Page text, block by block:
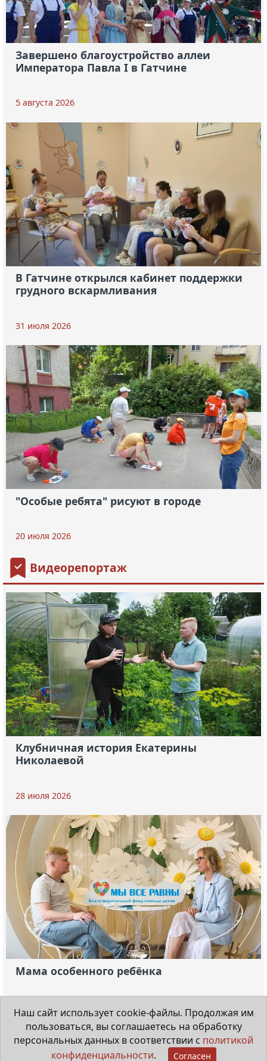
Завершено благоустройство аллеи
Императора Павла I в Гатчине
5 августа 2026
В Гатчине открылся кабинет поддержки
грудного вскармливания
31 июля 2026
"Особые ребята" рисуют в городе
20 июля 2026
Видеорепортаж
Клубничная история Екатерины
Николаевой
28 июля 2026
Мама особенного ребёнка
29 июня 2026
Наш сайт использует cookie-файлы. Продолжая им
пользоваться, вы соглашаетесь на обработку
персональных данных в соответствии с политикой
конфиденциальности. Согласен